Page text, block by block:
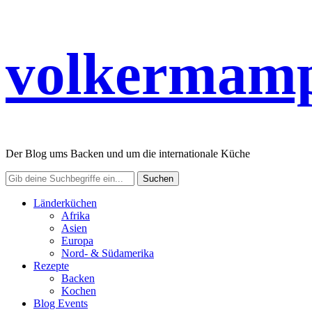
Der Blog ums Backen und um die internationale Küche
Länderküchen
Afrika
Asien
Europa
Nord- & Südamerika
Rezepte
Backen
Kochen
Blog Events